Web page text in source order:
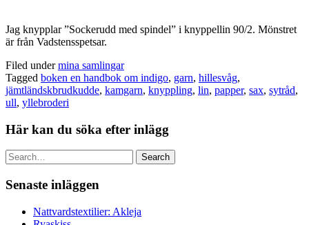
Jag knypplar ”Sockerudd med spindel” i knyppellin 90/2. Mönstret
är från Vadstensspetsar.
Filed undermina samlingar
Tagged boken en handbok om indigo, garn, hillesvåg,
jämtländskbrudkudde, kamgarn, knyppling, lin, papper, sax, sytråd,
ull, yllebroderi
Här kan du söka efter inlägg
Search
Senaste inläggen
Nattvardstextilier: Akleja